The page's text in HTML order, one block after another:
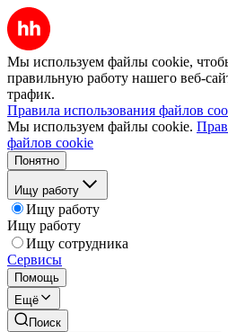
Мы используем файлы cookie,
правильную работу нашего веб-
трафик.
Правила использования файлов
Мы используем файлы cookie.
файлов cookie
Понятно
Ищу работу
Ищу работу
Ищу работу
Ищу сотрудника
Сервисы
Помощь
Ещё
Поиск